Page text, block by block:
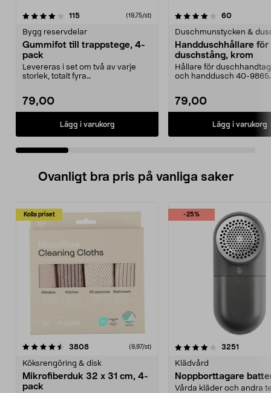
115recensioner (19,75/st)
Bygg reservdelar
Gummifot till trappstege, 4-
pack
Levereras i set om två av varje
storlek, totalt fyra
79,00
Lägg i varukorg
4.0 av 5 stjärnor 60
Duschmunstycken &
Handduschhållare
duschstång, krom
Hållare för
och handdusch 40-
79,00
Lägg i varukorg
4.5 av 5 stjärnor
Ovanligt bra pris på vanliga saker
Kolla priset
3808recensioner (9,97/st)
Köksrengöring & disk
Mikrofiberduk 32 x 31 cm, 4-
pack
-25%
4.0av 5 stjärnor 3251
Klädvård
Noppborttagare
Vårda kläder och andra
4.5av 5 stjärnor